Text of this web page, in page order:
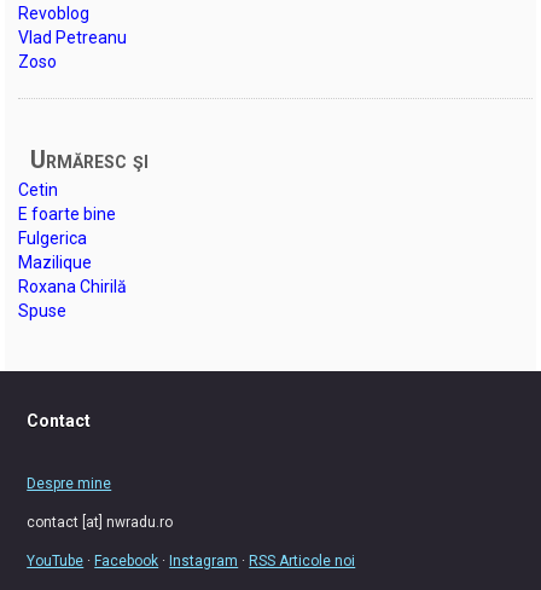
Revoblog
Vlad Petreanu
Zoso
Urmăresc şi
Cetin
E foarte bine
Fulgerica
Mazilique
Roxana Chirilă
Spuse
Contact
Despre mine
contact [at] nwradu.ro
YouTube ·Facebook ·Instagram ·RSS Articole noi